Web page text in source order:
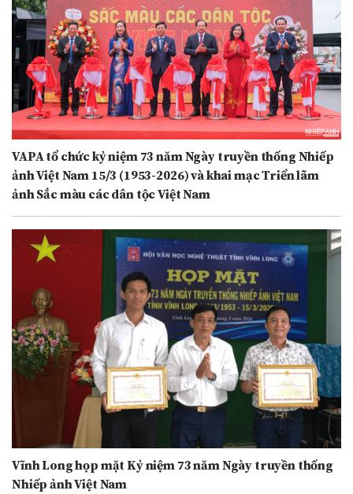
VAPA tổ chức kỷ niệm 73 năm Ngày truyền thống Nhiếp
ảnh Việt Nam 15/3 (1953-2026) và khai mạc Triển lãm
ảnh Sắc màu các dân tộc Việt Nam
Vĩnh Long họp mặt Kỷ niệm 73 năm Ngày truyền thống
Nhiếp ảnh Việt Nam